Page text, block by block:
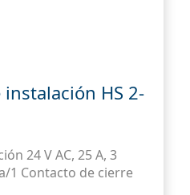
HS 2-
24 V AC, 25 A, 3
1 Contacto de cierre